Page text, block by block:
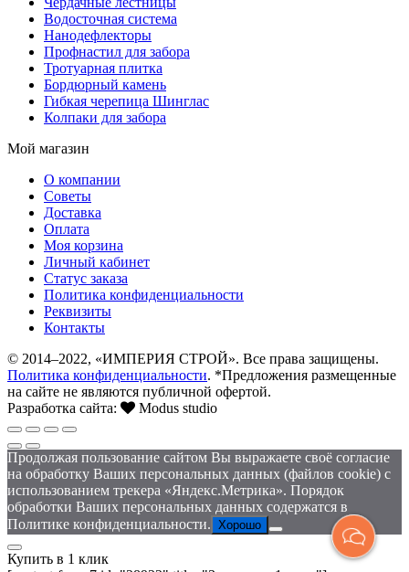
Водосточная система
Нанодефлекторы
Профнастил для забора
Тротуарная плитка
Бордюрный камень
Гибкая черепица Шинглас
Колпаки для забора
Мой магазин
О компании
Советы
Доставка
Оплата
Моя корзина
Личный кабинет
Статус заказа
Политика конфиденциальности
Реквизиты
Контакты
© 2014–2022, «ИМПЕРИЯ СТРОЙ». Все права защищены.
Политика конфиденциальности. *Предложения размещенные
на сайте не являются публичной офертой.
Разработка сайта:
Modus studio
Продолжая пользование сайтом Вы выражаете своё согласие
на обработку Ваших персональных данных (файлов cookie) с
использованием трекера «Яндекс.Метрика». Порядок
обработки Ваших персональных данных содержатся в
Политике конфиденциальности. Хорошо
Купить в 1 клик